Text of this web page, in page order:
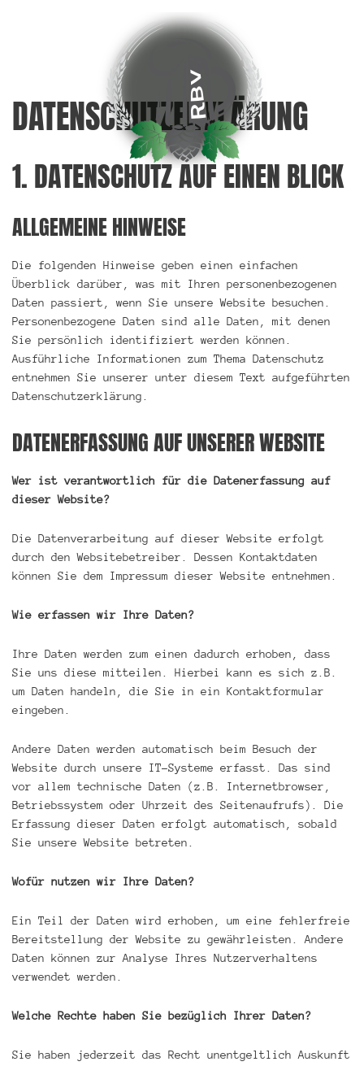
DATENSCHUTZERKLÄRUNG
1. DATENSCHUTZ AUF EINEN BLICK
ALLGEMEINE HINWEISE
Die folgenden Hinweise geben einen einfachen
Überblick darüber, was mit Ihren personenbezogenen
Daten passiert, wenn Sie unsere Website besuchen.
Personenbezogene Daten sind alle Daten, mit denen
Sie persönlich identifiziert werden können.
Ausführliche Informationen zum Thema Datenschutz
entnehmen Sie unserer unter diesem Text aufgeführten
Datenschutzerklärung.
DATENERFASSUNG AUF UNSERER WEBSITE
Wer ist verantwortlich für die Datenerfassung auf
dieser Website?
Die Datenverarbeitung auf dieser Website erfolgt
durch den Websitebetreiber. Dessen Kontaktdaten
können Sie dem Impressum dieser Website entnehmen.
Wie erfassen wir Ihre Daten?
Ihre Daten werden zum einen dadurch erhoben, dass
Sie uns diese mitteilen. Hierbei kann es sich z.B.
um Daten handeln, die Sie in ein Kontaktformular
eingeben.
Andere Daten werden automatisch beim Besuch der
Website durch unsere IT-Systeme erfasst. Das sind
vor allem technische Daten (z.B. Internetbrowser,
Betriebssystem oder Uhrzeit des Seitenaufrufs). Die
Erfassung dieser Daten erfolgt automatisch, sobald
Sie unsere Website betreten.
Wofür nutzen wir Ihre Daten?
Ein Teil der Daten wird erhoben, um eine fehlerfreie
Bereitstellung der Website zu gewährleisten. Andere
Daten können zur Analyse Ihres Nutzerverhaltens
verwendet werden.
Welche Rechte haben Sie bezüglich Ihrer Daten?
Sie haben jederzeit das Recht unentgeltlich Auskunft